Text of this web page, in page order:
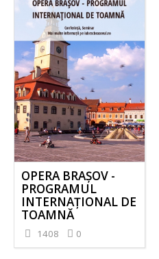
OPERA BRAŞOV -
PROGRAMUL
INTERNAŢIONAL DE
TOAMNĂ
1408 0